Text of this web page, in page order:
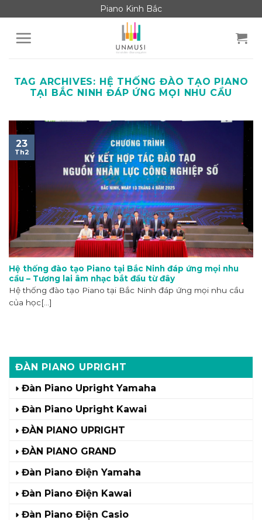
to
content
Piano Kinh Bắc
TAG ARCHIVES: HỆ THỐNG ĐÀO TẠO PIANO
TẠI BẮC NINH ĐÁP ỨNG MỌI NHU CẦU
ĐÀN PIANO UPRIGHT
Đàn Piano Upright Yamaha
Đàn Piano Upright Kawai
ĐÀN PIANO UPRIGHT
ĐÀN PIANO GRAND
Đàn Piano Điện Yamaha
Đàn Piano Điện Kawai
Đàn Piano Điện Casio
Hệ thống đào tạo Piano tại Bắc Ninh đáp ứng mọi nhu
cầu – Tương lai âm nhạc bắt đầu từ đây
Hệ thống đào tạo Piano tại Bắc Ninh đáp ứng mọi nhu cầu
của học[...]
23
Th2